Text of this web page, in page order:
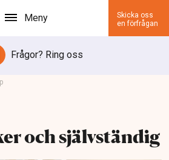
Meny
Skicka oss
en förfrågan
Frågor? Ring oss
och självständig